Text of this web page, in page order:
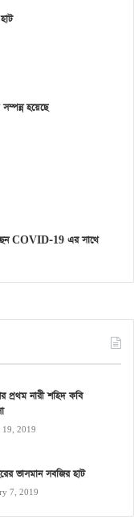
সম্পন্ন হয়েছে
COVID-19 এর সাথে
প্রথম নারী শহিদ কবি
19, 2019
ভাসমান সবজির হাট
7, 2019